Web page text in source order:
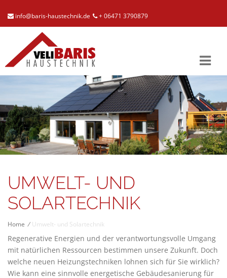
info@baris-haustechnik.de + 06471 3790879
UMWELT- UND
SOLARTECHNIK
Home / Umwelt- und Solartechnik
Regenerative Energien und der verantwortungsvolle Umgang
mit natürlichen Ressourcen bestimmen unsere Zukunft. Doch
welche neuen Heizungstechniken lohnen sich für Sie wirklich?
Wie kann eine sinnvolle energetische Gebäudesanierung für